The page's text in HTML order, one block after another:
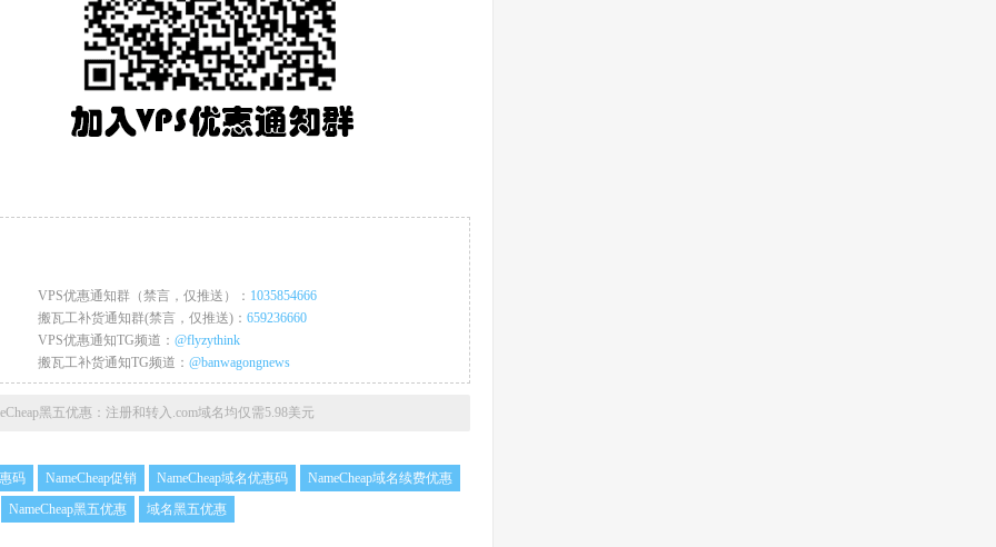
VPS优惠通知群（禁言，仅推送）： 1035854666
搬瓦工补货通知群(禁言，仅推送)： 659236660
VPS优惠通知TG频道： @flyzythink
搬瓦工补货通知TG频道： @banwagongnews
黑五优惠：注册和转入.com域名均仅需5.98美元
码 NameCheap促销 NameCheap域名优惠码
NameCheap域名续费优惠
NameCheap黑五优惠
域名黑五优惠